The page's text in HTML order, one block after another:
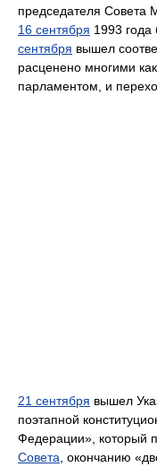
председателя Совета
16 сентября 1993
сентября вышел
расценено многими
парламентом, и
21 сентября вышел
поэтапной
Федерации», который
Совета , окончанию